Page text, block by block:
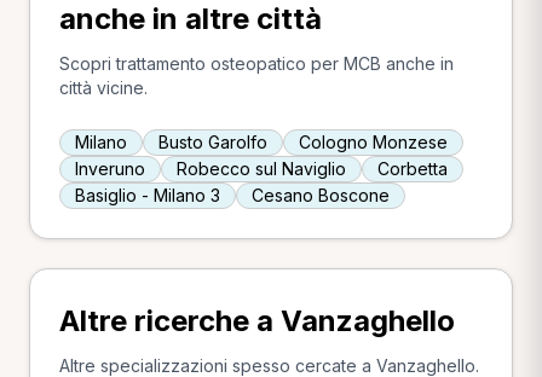
anche in altre città
Scopri trattamento osteopatico per MCB anche in
città vicine.
Milano Busto Garolfo
Cologno Monzese
Inveruno
Robecco sul Naviglio
Corbetta
Basiglio - Milano 3
Cesano Boscone
Altre ricerche a Vanzaghello
Altre specializzazioni spesso cercate a Vanzaghello.